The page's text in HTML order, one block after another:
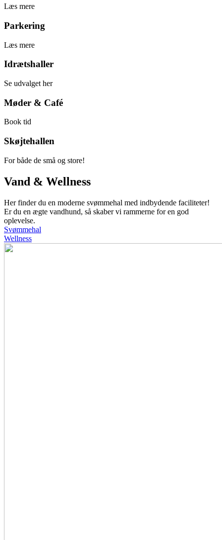
Læs mere
Parkering
Læs mere
Idrætshaller
Se udvalget her
Møder & Café
Book tid
Skøjtehallen
For både de små og store!
Vand & Wellness
Her finder du en moderne svømmehal med indbydende faciliteter!
Er du en ægte vandhund, så skaber vi rammerne for en god
oplevelse.
Svømmehal
Wellness